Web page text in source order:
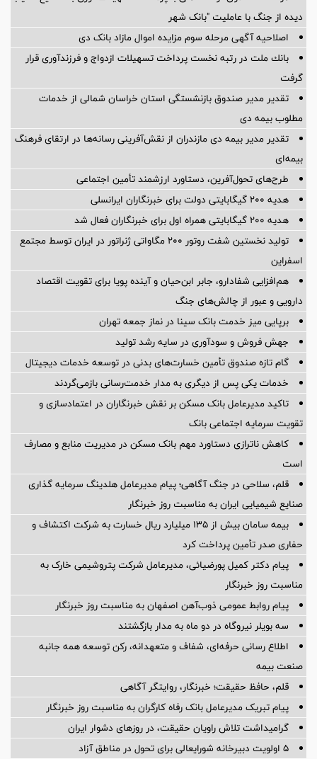
دیده از جنگ با عاملیت "بانک شهر
اصلاحیه آگهی مرحله سوم مزایده اموال مازاد بانک دی
بانك ملت در رتبه نخست پرداخت تسهیلات ازدواج و فرزندآوری قرار
گرفت
تقدیر مدیر صندوق بازنشستگی استان خراسان شمالی از خدمات
مطلوب بیمه دی
تقدیر مدیر بیمه دی مازندران از نقش‌آفرینی رسانه‌ها در ارتقای فرهنگ
بیمه‌ای
طرح‌های تحول‌آفرین، دستاورد ارزشمند تأمین اجتماعی
هدیه ۲۰۰ گیگابایتی دولت برای خبرنگاران ایرانسلی
هدیه ۲۰۰ گیگابایتی همراه اول برای خبرنگاران فعال شد
تولید نخستین شفت روتور ۲۰۰ مگاواتی ژنراتور در ایران توسط مجتمع
اسفراین
هم‌افزایی شفادارو، جابر ابن‌حیان و آینده پویا برای تقویت اقتصاد
دارویی و عبور از چالش‌های جنگ
برپایی میز خدمت بانک سینا در نماز جمعه تهران
جهش فروش و سودآوری در سایه رشد تولید
گام تازه صندوق تأمین خسارت‌های بدنی در توسعه خدمات دیجیتال
خدمات یکی پس از دیگری به مدار خدمت‌رسانی بازمی‌گردند
تاکید مدیرعامل بانک مسکن بر نقش خبرنگاران در اعتمادسازی و
تقویت سرمایه اجتماعی بانک
کاهش ناترازی دستاورد مهم بانک مسکن در مدیریت منابع و مصارف
است
قلم، سلاحی در جنگ آگاهی؛ پیام مدیرعامل هلدینگ سرمایه گذاری
صنایع شیمیایی ایران به مناسبت روز خبرنگار
بیمه سامان بیش از ۱۳۵ میلیارد ریال خسارت به شرکت اکتشاف و
حفاری صدر تأمین پرداخت کرد
پیام دکتر کمیل پورضیائی، مدیرعامل شرکت پتروشیمی خارک به
مناسبت روز خبرنگار
پیام روابط عمومی ذوب‌آهن اصفهان به مناسبت روز خبرنگار
سه بویلر نیروگاه در دو ماه به مدار بازگشتند
اطلاع رسانی حرفه‌ای، شفاف و متعهدانه، رکن توسعه همه جانبه
صنعت بیمه
قلم، حافظ حقیقت؛ خبرنگار، روایتگر آگاهی
پیام تبریک مدیرعامل بانک رفاه کارگران به مناسبت روز خبرنگار
گرامیداشت تلاش راویان حقیقت، در روزهای دشوار ایران
5 اولویت دبیرخانه شورایعالی برای تحول در مناطق آزاد